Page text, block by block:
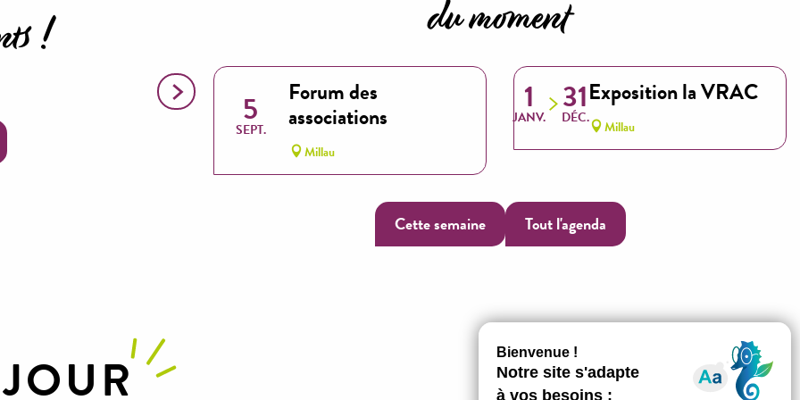
!
Templiers
5
SEPT.
Forum des
associations
Millau
1
JANV. 31
DÉC.
Exposition la VRAC
Millau
Cette semaine Tout l'agenda